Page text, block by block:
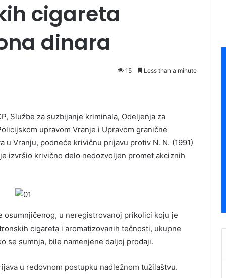
cigareta
dinara
15 Less than a minute
Službe za suzbijanje kriminala, Odelјenja za
upravom Vranje i Upravom granične
u Vranju, podneće krivičnu prijavu protiv N. N. (1991)
izvršio krivično delo nedozvolјen promet akciznih
u neregistrovanoj prikolici koju je
cigareta i aromatizovanih tečnosti, ukupne
se sumnja, bile namenjene dalјoj prodaji.
u redovnom postupku nadležnom tužilaštvu.